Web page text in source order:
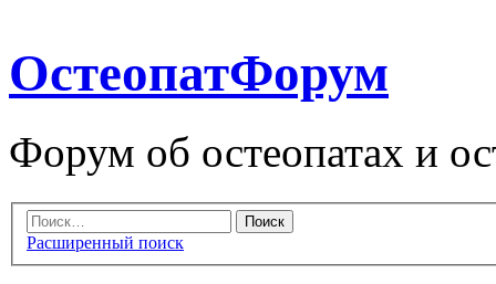
ОстеопатФорум
Форум об остеопатах и
Расширенный поиск